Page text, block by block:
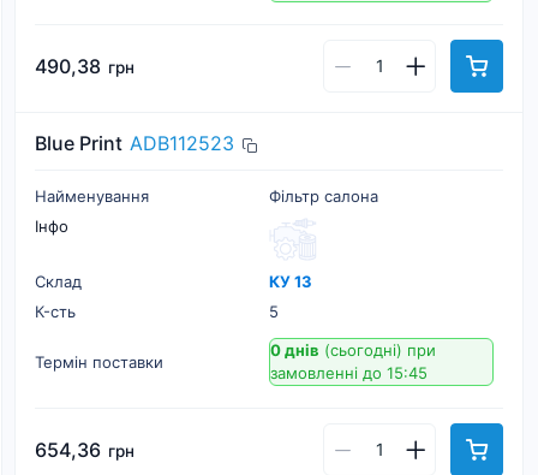
490,38 грн
Blue Print ADB112523
Найменування
Фільтр салона
Інфо
Склад
КУ 13
К-cть
5
Термін поставки
0 днів (сьогодні) при
замовленні до 15:45
654,36 грн